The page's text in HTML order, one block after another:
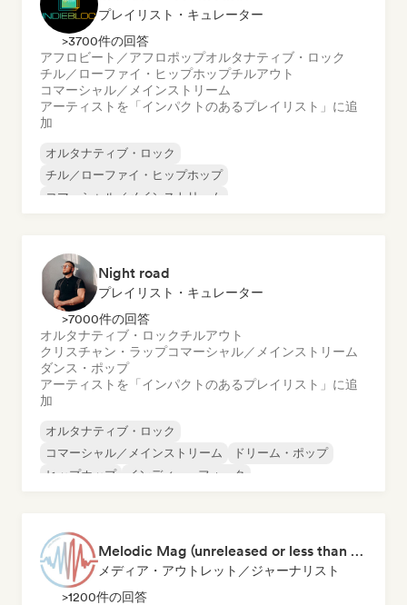
プレイリスト・キュレーター
>3700件の回答
アフロビート／アフロポップオルタナティブ・ロック
チル／ローファイ・ヒップホップチルアウト
コマーシャル／メインストリーム
アーティストを「インパクトのあるプレイリスト」に追
加
オルタナティブ・ロック
チル／ローファイ・ヒップホップ
コマーシャル／メインストリーム
インディー・ポップ
Night road
プレイリスト・キュレーター
>7000件の回答
オルタナティブ・ロックチルアウト
クリスチャン・ラップコマーシャル／メインストリーム
ダンス・ポップ
アーティストを「インパクトのあるプレイリスト」に追
加
オルタナティブ・ロック
コマーシャル／メインストリーム
ドリーム・ポップ
ヒップホップ
インディー・フォーク
Melodic Mag (unreleased or less than 2 weeks since release)
メディア・アウトレット／ジャーナリスト
>1200件の回答